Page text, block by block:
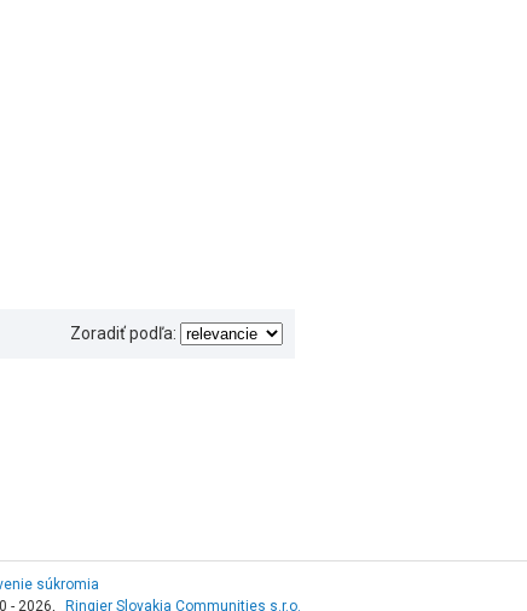
Zoradiť podľa:
súkromia
- 2026,
Ringier Slovakia Communities s.r.o.